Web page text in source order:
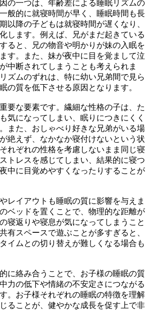
の一つは、年齢差による睡眠リズムの
般的に就寝時間が早く、睡眠時間も長
以降の子どもは就寝時間が遅くなり、
します。例えば、兄がまだ起きている
ると、兄の物音や明かりが妹の入眠を
す。また、妹が夜中に目を覚まして泣
中断されてしまうことも考えられま
ズムのずれは、特に幼い兄弟間で見ら
の質を低下させる原因となります。
要な要素です。繊細な性格の子は、た
気になってしまい、眠りにつきにくく
また、おしゃべり好きな兄弟がいる場
絶えず、なかなか寝付けないという状
れぞれの性格を考慮しないまま同じ寝
トレスを感じてしまい、結果的に寝つ
中に目覚めやすくなったりすることが
レイアウトも睡眠の質に影響を与えま
ベッドを置くことで、物理的な距離が
寝返りや寝息が気になってしまうこと
有スペースで遊ぶことが多すぎると、
イムとの切り替えが難しくなる場合も
に絡み合うことで、お子様の睡眠の質
力の低下や情緒の不安定さにつながる
。お子様それぞれの睡眠の特徴を理解
ることが、健やかな成長を促す上で非